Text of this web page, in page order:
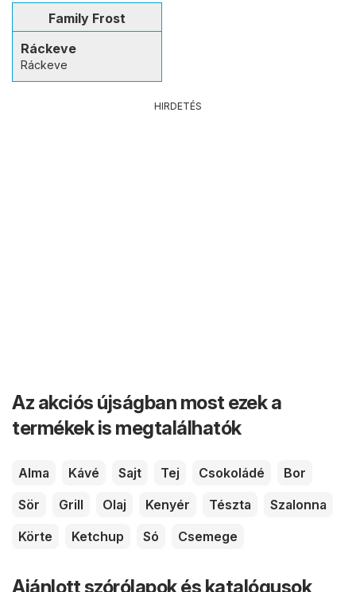
Family Frost
Ráckeve
Ráckeve
HIRDETÉS
Az akciós újságban most ezek a
termékek is megtalálhatók
Alma Kávé Sajt Tej Csokoládé
Bor
Sör
Grill Olaj Kenyér Tészta
Szalonna
Körte
Ketchup Só Csemege
Ajánlott szórólapok és katalógusok